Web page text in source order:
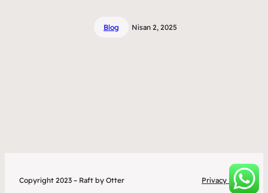
Blog Nisan 2, 2025
Copyright 2023 – Raft by Otter Privacy Policy